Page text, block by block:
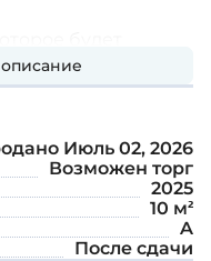
и в нем будет 34
саду на
небольшим
Июль 02, 2026
Возможен торг
2025
10 м²
A
После сдачи